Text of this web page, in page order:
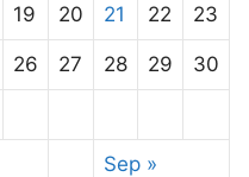
19 20 21 22 23
26 27 28 29 30
Sep »